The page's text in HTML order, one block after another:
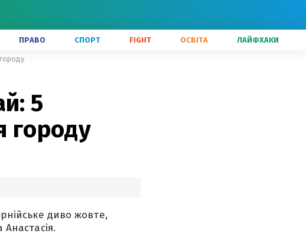
ПРАВО СПОРТ FIGHT ОСВІТА ЛАЙФХАКИ
5
городу
диво жовте,